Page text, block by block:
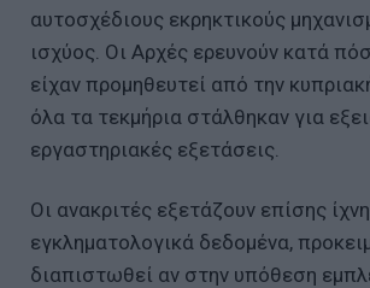
αυτοσχέδιους εκρηκτικούς
ισχύος. Οι Αρχές ερευνούν κατά
είχαν προμηθευτεί από την
όλα τα τεκμήρια στάλθηκαν για
εργαστηριακές εξετάσεις.
Οι ανακριτές εξετάζουν επίσης
εγκληματολογικά δεδομένα,
διαπιστωθεί αν στην υπόθεση